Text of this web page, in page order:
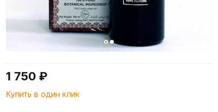
1 750 ₽
Купить в один клик